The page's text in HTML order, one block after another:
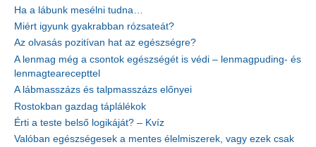
Ha a lábunk mesélni tudna…
Miért igyunk gyakrabban rózsateát?
Az olvasás pozitívan hat az egészségre?
A lenmag még a csontok egészségét is védi – lenmagpuding- és
lenmagtearecepttel
A lábmasszázs és talpmasszázs előnyei
Rostokban gazdag táplálékok
Érti a teste belső logikáját? – Kvíz
Valóban egészségesek a mentes élelmiszerek, vagy ezek csak